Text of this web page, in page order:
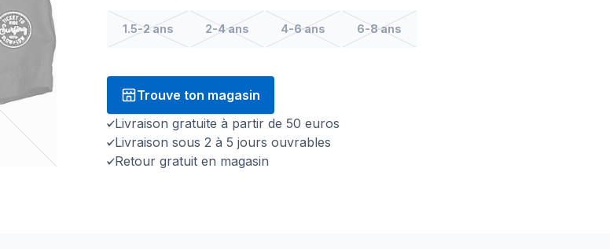
1.5-2 ans 2-4 ans 4-6 ans 6-8 ans
Trouve ton magasin
Livraison gratuite à partir de 50 euros
Livraison sous 2 à 5 jours ouvrables
Retour gratuit en magasin